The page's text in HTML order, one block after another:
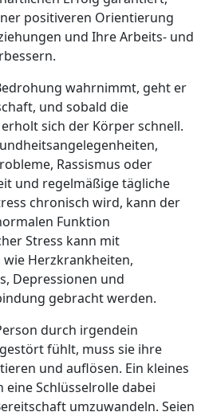
positiveren Orientierung
und Ihre Arbeits- und
wahrnimmt, geht er
und sobald die
sich der Körper schnell.
Rassismus oder
und regelmäßige tägliche
chronisch wird, kann der
Funktion
Stress kann mit
Herzkrankheiten,
Depressionen und
gebracht werden.
durch irgendein
fühlt, muss sie ihre
und auflösen. Ein kleines
eine Schlüsselrolle dabei
umzuwandeln. Seien